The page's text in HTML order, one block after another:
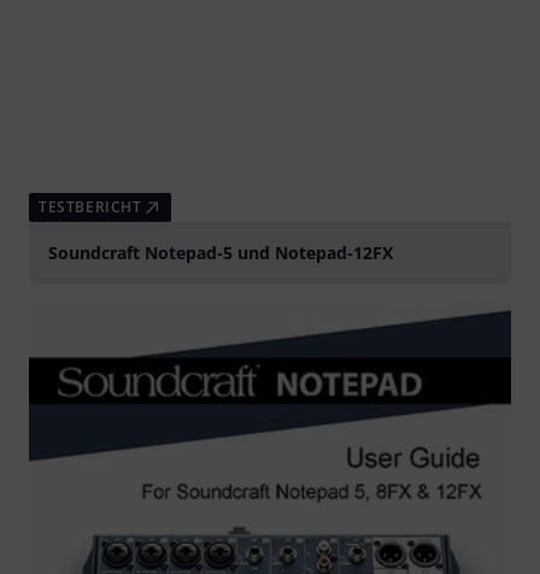
TESTBERICHT
Soundcraft Notepad-5 und Notepad-12FX